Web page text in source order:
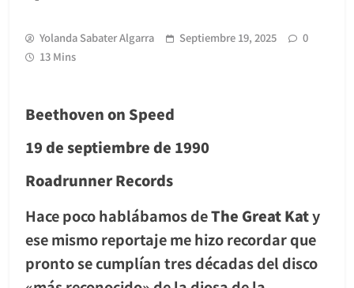
Yolanda Sabater Algarra Septiembre 19, 2025
0
13 Mins
Beethoven on Speed
19 de septiembre de 1990
Roadrunner Records
Hace poco hablábamos deThe Great Katy
ese mismo reportaje me hizo recordar que
pronto se cumplían tres décadas del disco